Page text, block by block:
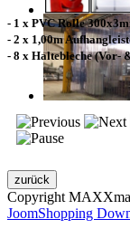
- 1 x PVC Rolle
- 2 x 1,00m
- 8 x Haltebleche (Vor-
Copyright
JoomShopping